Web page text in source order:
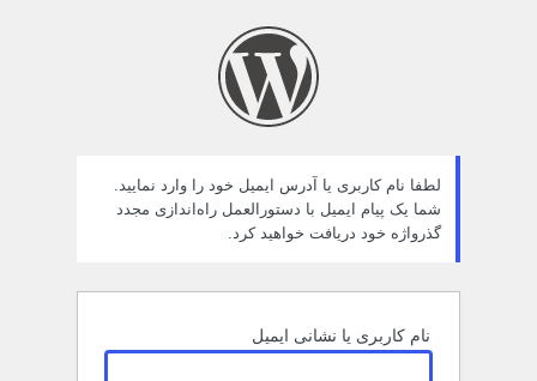
لطفا نام کاربری یا آدرس ایمیل خود را وارد نمایید.
شما یک پیام ایمیل با دستورالعمل راه‌اندازی مجدد
گذرواژه خود دریافت خواهید کرد.
نام کاربری یا نشانی ایمیل